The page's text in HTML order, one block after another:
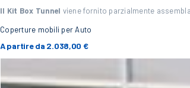
Il Kit Box Tunnel viene fornito parzialmente
Coperture mobili per Auto
A partire da 2.038,00 €